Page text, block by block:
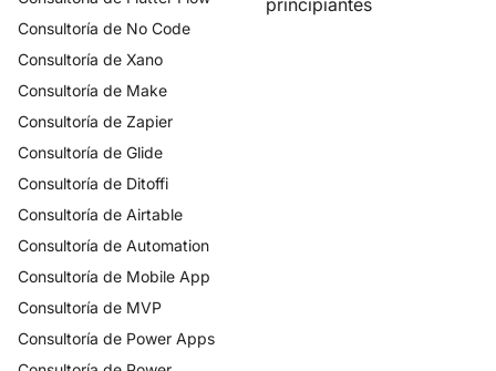
Consultoría de No Code
Consultoría de Xano
Consultoría de Make
Consultoría de Zapier
Consultoría de Glide
Consultoría de Ditoffi
Consultoría de Airtable
Consultoría de Automation
Consultoría de Mobile App
Consultoría de MVP
Consultoría de Power Apps
principiantes